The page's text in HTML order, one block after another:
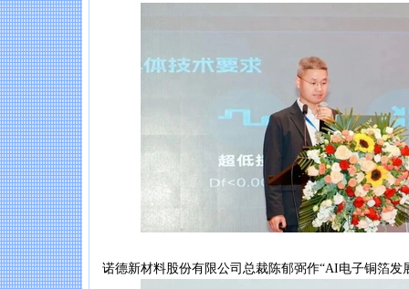
诺德新材料股份有限公司总裁陈郁弼作“AI电子铜箔发